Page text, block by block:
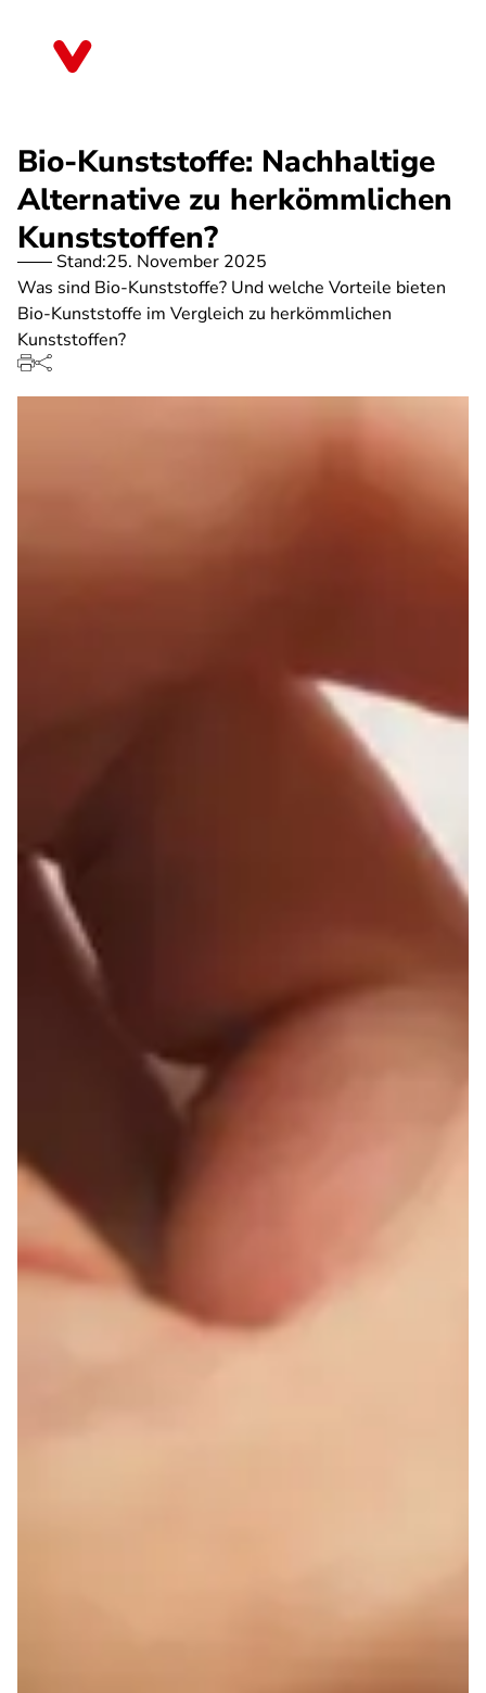
Bio-Kunststoffe: Nachhaltige
Alternative zu herkömmlichen
Kunststoffen?
Stand:25. November 2025
Was sind Bio-Kunststoffe? Und welche Vorteile bieten
Bio-Kunststoffe im Vergleich zu herkömmlichen
Kunststoffen?